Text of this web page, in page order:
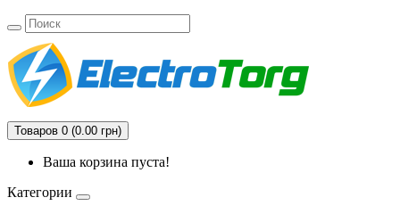
Товаров 0 (0.00 грн)
Ваша корзина пуста!
Категории